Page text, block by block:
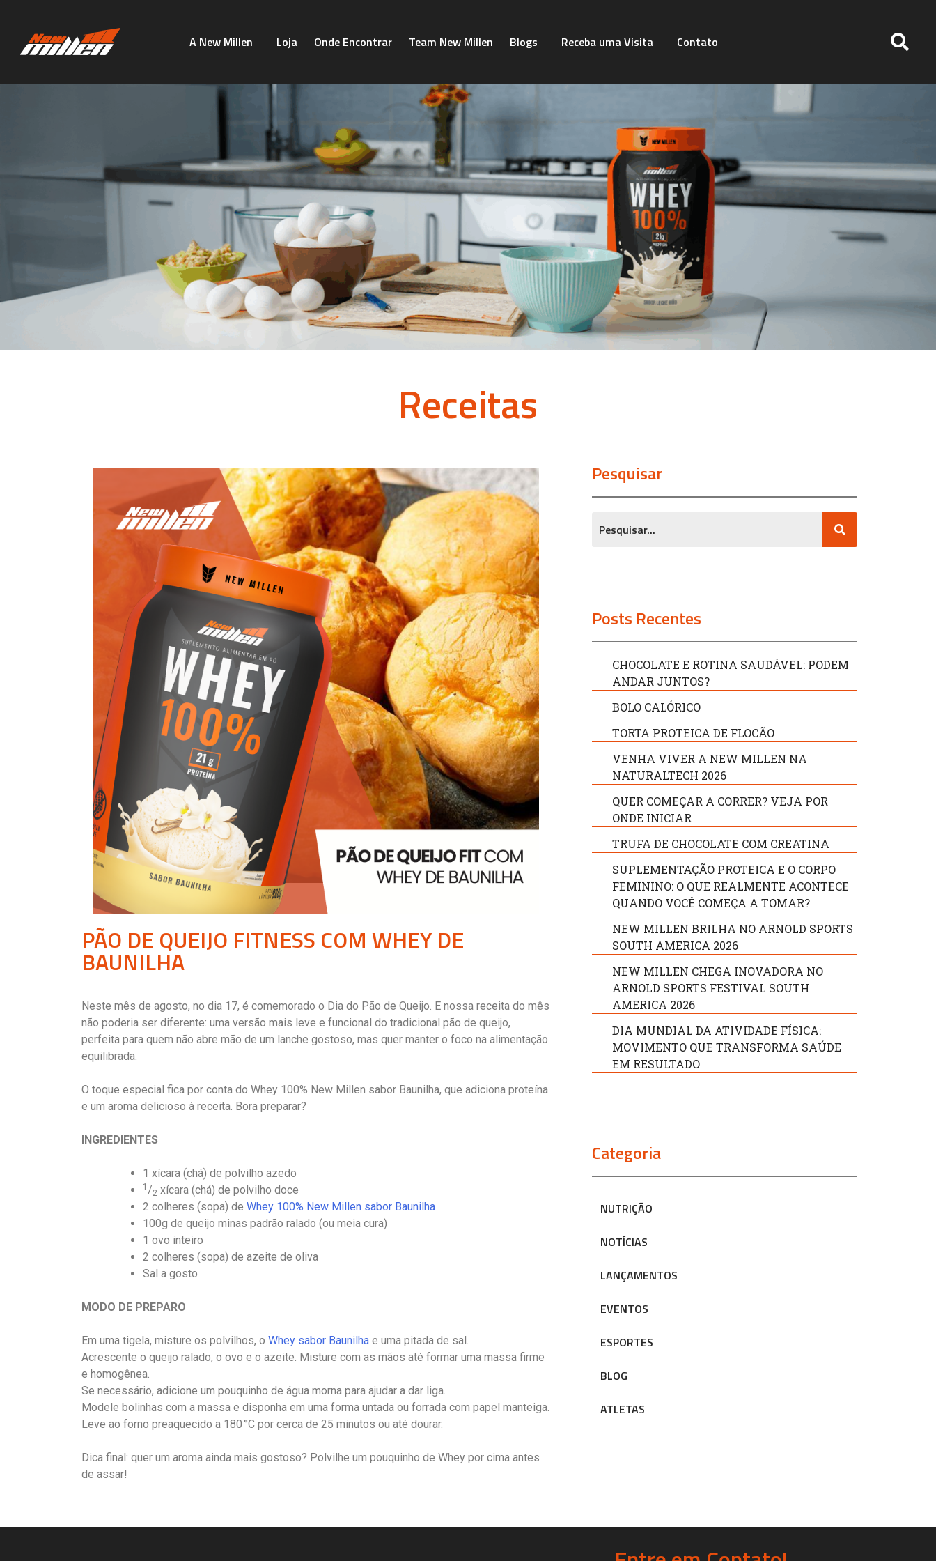
A New Millen Loja Onde Encontrar Team New Millen Blogs Receba uma Visita Contato
Receitas
PÃO DE QUEIJO FITNESS COM WHEY DE
BAUNILHA
Neste mês de agosto, no dia 17, é comemorado o Dia do Pão de Queijo. E nossa receita do mês
não poderia ser diferente: uma versão mais leve e funcional do tradicional pão de queijo,
perfeita para quem não abre mão de um lanche gostoso, mas quer manter o foco na alimentação
equilibrada.
O toque especial fica por conta do Whey 100% New Millen sabor Baunilha, que adiciona proteína
e um aroma delicioso à receita. Bora preparar?
INGREDIENTES
1 xícara (chá) de polvilho azedo
1 /2 xícara (chá) de polvilho doce
2 colheres (sopa) de Whey 100% New Millen sabor Baunilha
100g de queijo minas padrão ralado (ou meia cura)
1 ovo inteiro
2 colheres (sopa) de azeite de oliva
Sal a gosto
MODO DE PREPARO
Em uma tigela, misture os polvilhos, o Whey sabor Baunilha e uma pitada de sal.
Acrescente o queijo ralado, o ovo e o azeite. Misture com as mãos até formar uma massa firme
e homogênea.
Se necessário, adicione um pouquinho de água morna para ajudar a dar liga.
Modele bolinhas com a massa e disponha em uma forma untada ou forrada com papel manteiga.
Leve ao forno preaquecido a 180 °C por cerca de 25 minutos ou até dourar.
Dica final: quer um aroma ainda mais gostoso? Polvilhe um pouquinho de Whey por cima antes
de assar!
Pesquisar
Posts Recentes
CHOCOLATE E ROTINA SAUDÁVEL: PODEM
ANDAR JUNTOS?
BOLO CALÓRICO
TORTA PROTEICA DE FLOCÃO
VENHA VIVER A NEW MILLEN NA
NATURALTECH 2026
QUER COMEÇAR A CORRER? VEJA POR
ONDE INICIAR
TRUFA DE CHOCOLATE COM CREATINA
SUPLEMENTAÇÃO PROTEICA E O CORPO
FEMININO: O QUE REALMENTE ACONTECE
QUANDO VOCÊ COMEÇA A TOMAR?
NEW MILLEN BRILHA NO ARNOLD SPORTS
SOUTH AMERICA 2026
NEW MILLEN CHEGA INOVADORA NO
ARNOLD SPORTS FESTIVAL SOUTH
AMERICA 2026
DIA MUNDIAL DA ATIVIDADE FÍSICA:
MOVIMENTO QUE TRANSFORMA SAÚDE
EM RESULTADO
Categoria
NUTRIÇÃO
NOTÍCIAS
LANÇAMENTOS
EVENTOS
ESPORTES
BLOG
ATLETAS